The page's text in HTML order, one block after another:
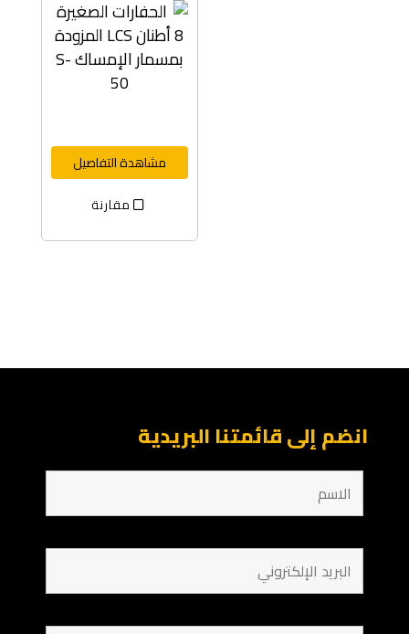
مشاهدة التفاصيل
مقارنة
انضم إلى قائمتنا البريدية